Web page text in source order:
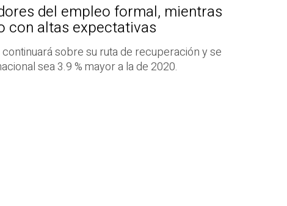
del empleo formal, mientras
con altas expectativas
continuará sobre su ruta de recuperación y se
sea 3.9 % mayor a la de 2020.